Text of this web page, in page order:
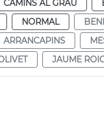
CAMINS AL GRAU
NORMAL
ARRANCAPINS
JAUME